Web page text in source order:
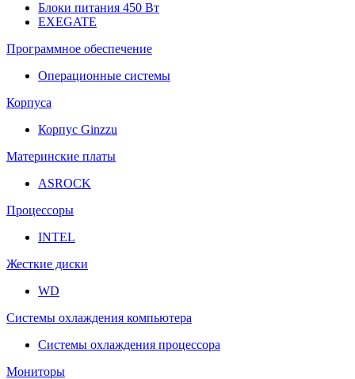
Блоки питания 450 Вт
EXEGATE
Программное обеспечение
Операционные системы
Корпуса
Корпус Ginzzu
Материнские платы
ASROCK
Процессоры
INTEL
Жесткие диски
WD
Системы охлаждения компьютера
Системы охлаждения процессора
Мониторы